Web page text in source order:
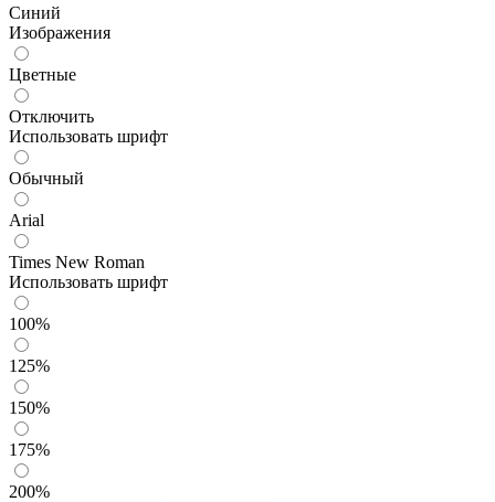
Синий
Изображения
Цветные
Отключить
Использовать шрифт
Обычный
Arial
Times New Roman
Использовать шрифт
100%
125%
150%
175%
200%